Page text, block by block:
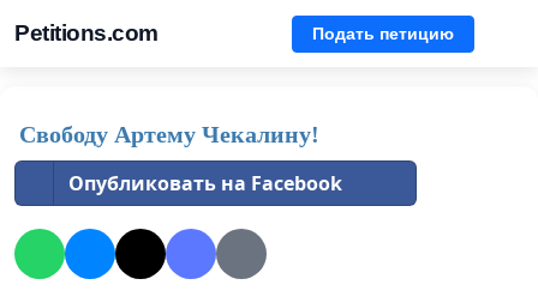
Petitions.com Подать петицию
Свободу Артему Чекалину!
Опубликовать на Facebook